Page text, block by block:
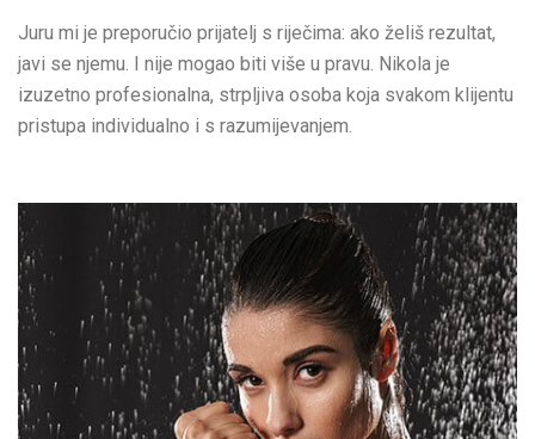
Juru mi je preporučio prijatelj s riječima: ako želiš rezultat,
javi se njemu. I nije mogao biti više u pravu. Nikola je
izuzetno profesionalna, strpljiva osoba koja svakom klijentu
pristupa individualno i s razumijevanjem.